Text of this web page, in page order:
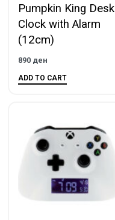
Pumpkin King Desk
Clock with Alarm
(12cm)
890 ден
ADD TO CART